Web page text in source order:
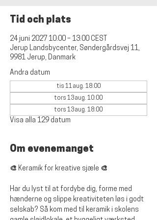
Tid och plats
24 juni 2027 10:00 – 13:00 CEST
Jerup Landsbycenter, Søndergårdsvej 11,
9981 Jerup, Danmark
Andra datum
tis 11 aug. 18:00
tors 13 aug. 10:00
tors 13 aug. 18:00
Visa alla 129 datum
Om evenemanget
🎨 Keramik for kreative sjæle 🎨
Har du lyst til at fordybe dig, forme med
hænderne og slippe kreativiteten løs i godt
selskab? Så kom med til keramik i skolens